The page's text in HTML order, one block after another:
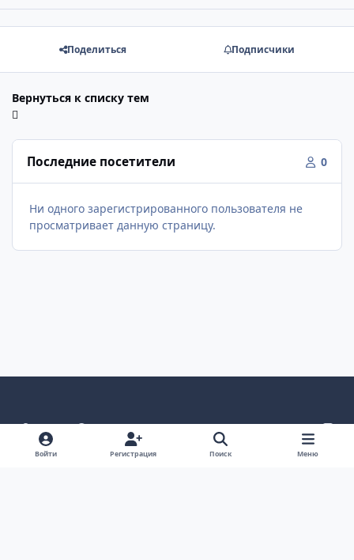
Поделиться Подписчики
Вернуться к списку тем
Последние посетители 0
Ни одного зарегистрированного пользователя не
просматривает данную страницу.
Светлый режим
Темный режим
Как в системе
v
k
Политика конфиденциальности
Войти Регистрация Поиск Меню